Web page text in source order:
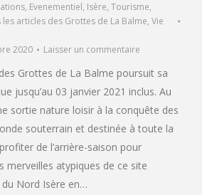
, Evenementiel, Isère, Tourisme,
les articles des Grottes de La Balme, Vie
2020 Laisser un commentaire
Grottes de La Balme poursuit sa
jusqu’au 03 janvier 2021 inclus. Au
sortie nature loisir à la conquête des
souterrain et destinée à toute la
de l’arrière-saison pour
merveilles atypiques de ce site
Nord Isère en…